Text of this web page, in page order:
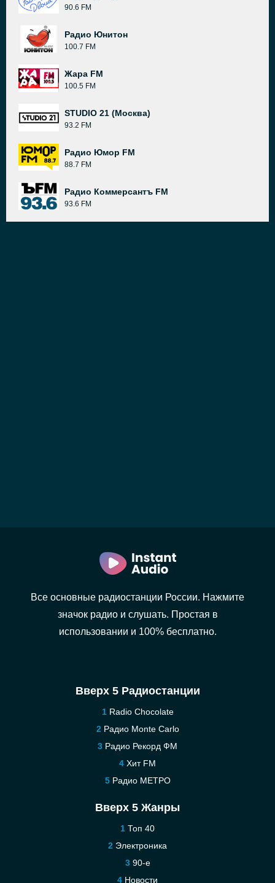
90.6 FM
Радио Юнитон
100.7 FM
Жара FM
100.5 FM
STUDIO 21 (Москва)
93.2 FM
Радио Юмор FM
88.7 FM
Радио Коммерсантъ FM
93.6 FM
Все основные радиостанции России. Нажмите
значок радио и слушать. Простая в
использовании и 100% бесплатно.
Вверх 5 Радиостанции
Radio Chocolate
Радио Monte Carlo
Радио Рекорд ФМ
Хит FM
Радио МЕТРО
Вверх 5 Жанры
Топ 40
Электроника
90-е
Новости